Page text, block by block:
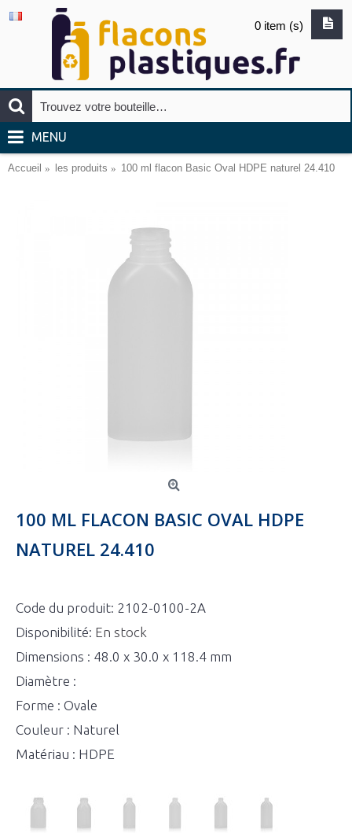
0 item (s)
MENU
Accueil les produits 100 ml flacon Basic Oval HDPE naturel 24.410
100 ML FLACON BASIC OVAL HDPE
NATUREL 24.410
Code du produit: 2102-0100-2A
Disponibilité: En stock
Dimensions : 48.0 x 30.0 x 118.4 mm
Diamètre :
Forme : Ovale
Couleur : Naturel
Matériau : HDPE